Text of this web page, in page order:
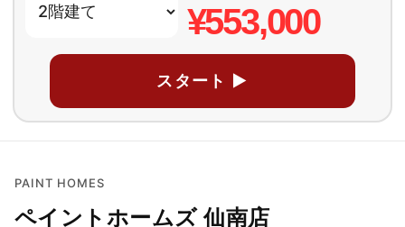
¥553,000
スタート ▶
PAINT HOMES
ペイントホームズ 仙南店